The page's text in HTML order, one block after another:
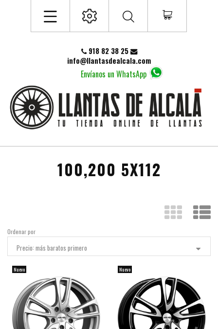
Envíanos un WhatsApp
918 82 38 25
info@llantasdealcala.com
100,200 5X112
Ordenar por
Precio: más baratos primero
Nuevo Nuevo